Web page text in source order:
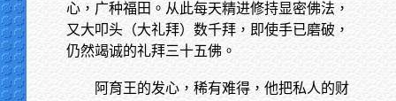
心，广种福田。从此每天精进修持显密佛法，
又大叩头（大礼拜）数千拜，即使手已磨破，
仍然竭诚的礼拜三十五佛。
阿育王的发心，稀有难得，他把私人的财